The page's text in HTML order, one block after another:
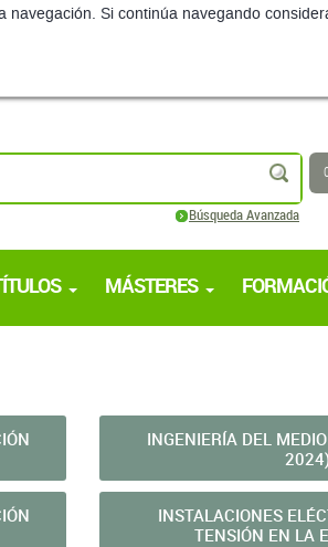
Si continúa navegando
Búsqueda Avanzada
MÁSTERES
INGENIERÍA DEL
2024)
INSTALACIONES
TENSIÓN EN LA